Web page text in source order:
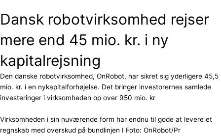
Dansk robotvirksomhed rejser
mere end 45 mio. kr. i ny
kapitalrejsning
Den danske robotvirksomhed, OnRobot, har sikret sig yderligere 45,5
mio. kr. i en nykapitalforhøjelse. Det bringer investorernes samlede
investeringer i virksomheden op over 950 mio. kr
Virksomheden i sin nuværende form har endnu til gode at levere et
regnskab med overskud på bundlinjen I Foto: OnRobot/Pr